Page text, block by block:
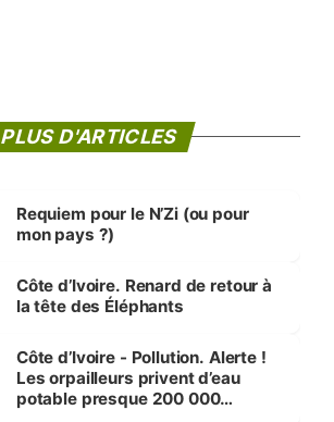
PLUS D'ARTICLES
Requiem pour le N’Zi (ou pour
mon pays ?)
Côte d’Ivoire. Renard de retour à
la tête des Éléphants
Côte d’Ivoire - Pollution. Alerte !
Les orpailleurs privent d’eau
potable presque 200 000